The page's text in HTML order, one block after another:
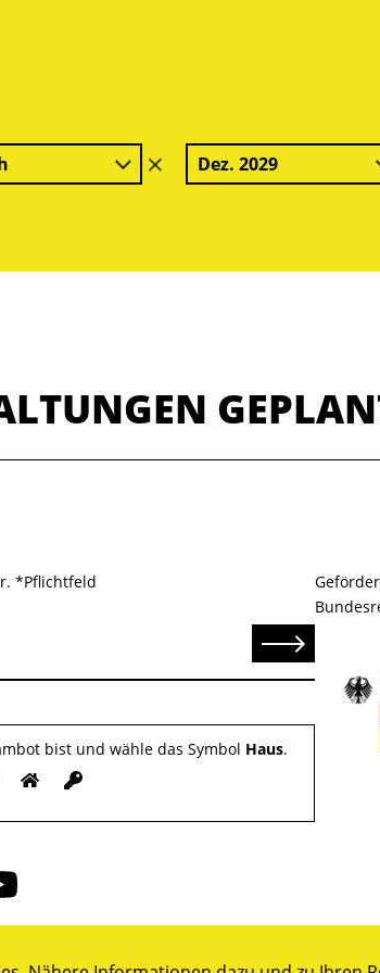
Filter
löschen
Dez. 2029
*Pflichtfeld
Senden
bist und wähle das Symbol Haus.